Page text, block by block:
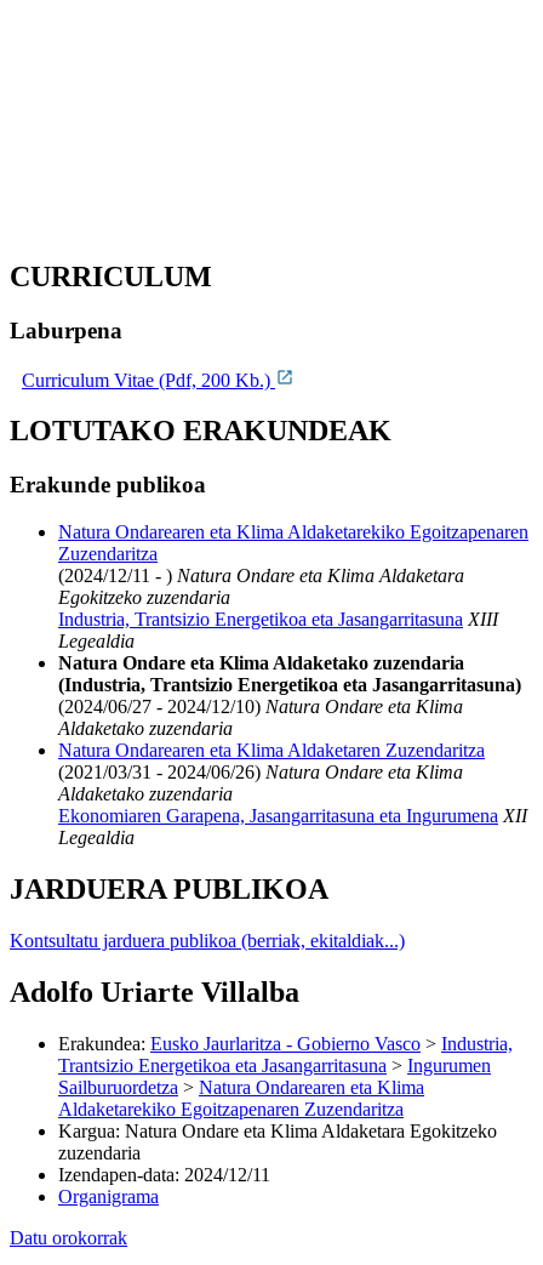
CURRICULUM
Laburpena
Curriculum Vitae (Pdf, 200 Kb.)
LOTUTAKO ERAKUNDEAK
Erakunde publikoa
Natura Ondarearen eta Klima Aldaketarekiko Egoitzapenaren
Zuzendaritza
(2024/12/11 - ) Natura Ondare eta Klima Aldaketara
Egokitzeko zuzendaria
Industria, Trantsizio Energetikoa eta Jasangarritasuna XIII
Legealdia
Natura Ondare eta Klima Aldaketako zuzendaria
(Industria, Trantsizio Energetikoa eta Jasangarritasuna)
(2024/06/27 - 2024/12/10) Natura Ondare eta Klima
Aldaketako zuzendaria
Natura Ondarearen eta Klima Aldaketaren Zuzendaritza
(2021/03/31 - 2024/06/26) Natura Ondare eta Klima
Aldaketako zuzendaria
Ekonomiaren Garapena, Jasangarritasuna eta Ingurumena XII
Legealdia
JARDUERA PUBLIKOA
Kontsultatu jarduera publikoa (berriak, ekitaldiak...)
Adolfo Uriarte Villalba
Erakundea: Eusko Jaurlaritza - Gobierno Vasco > Industria,
Trantsizio Energetikoa eta Jasangarritasuna > Ingurumen
Sailburuordetza > Natura Ondarearen eta Klima
Aldaketarekiko Egoitzapenaren Zuzendaritza
Kargua: Natura Ondare eta Klima Aldaketara Egokitzeko
zuzendaria
Izendapen-data: 2024/12/11
Organigrama
Datu orokorrak